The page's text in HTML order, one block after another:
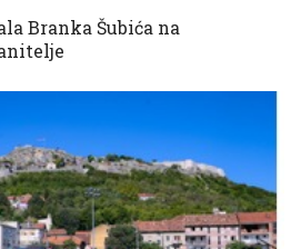
Branka Šubića na